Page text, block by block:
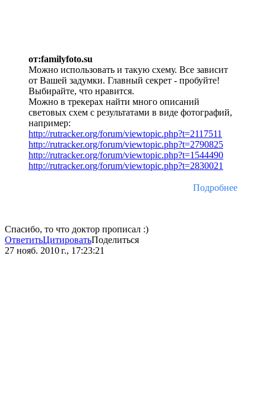
от:familyfoto.su
Можно использовать и такую схему. Все зависит
от Вашей задумки. Главный секрет - пробуйте!
Выбирайте, что нравится.
Можно в трекерах найти много описаний
световых схем с результатами в виде фотографий,
например:
http://rutracker.org/forum/viewtopic.php?t=2117511
http://rutracker.org/forum/viewtopic.php?t=2790825
http://rutracker.org/forum/viewtopic.php?t=1544490
http://rutracker.org/forum/viewtopic.php?t=2830021
Подробнее
Спасибо, то что доктор прописал :)
ОтветитьЦитироватьПоделиться
27 нояб. 2010 г., 17:23:21